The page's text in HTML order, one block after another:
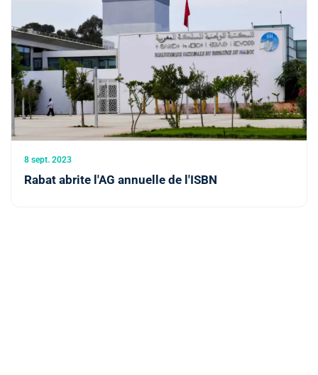
8 sept. 2023
Rabat abrite l'AG annuelle de l'ISBN